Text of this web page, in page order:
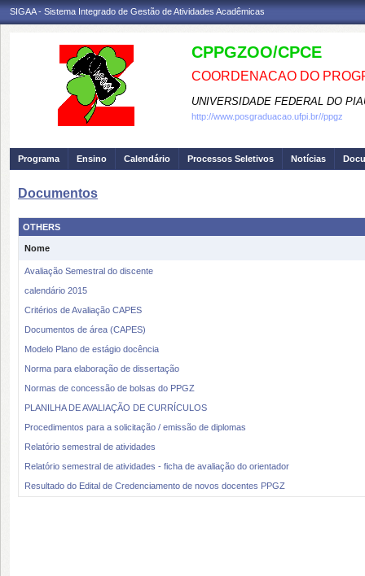
SIGAA - Sistema Integrado de Gestão de Atividades Acadêmicas
CPPGZOO/CPCE
COORDENACAO DO
UNIVERSIDADE FEDERAL DO
http://www.posgraduacao.ufpi.br//ppgz
Programa Ensino Calendário Processos Seletivos Notícias
Documentos
OTHERS
Nome
Avaliação Semestral do discente
calendário 2015
Critérios de Avaliação CAPES
Documentos de área (CAPES)
Modelo Plano de estágio docência
Norma para elaboração de dissertação
Normas de concessão de bolsas do PPGZ
PLANILHA DE AVALIAÇÃO DE CURRÍCULOS
Procedimentos para a solicitação / emissão de diplomas
Relatório semestral de atividades
Relatório semestral de atividades - ficha de avaliação do orientador
Resultado do Edital de Credenciamento de novos docentes PPGZ